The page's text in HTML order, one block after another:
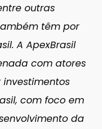
outras
têm por
A ApexBrasil
com atores
com foco em
da